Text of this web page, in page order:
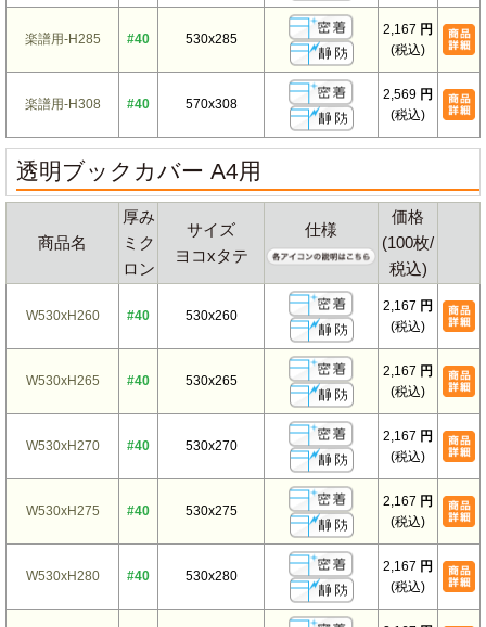
楽譜用-H285 #40 530x285
2,167 円
(税込)
楽譜用-H308 #40 570x308
2,569 円
(税込)
透明ブックカバー A4用
商品名
厚み
ミク
ロン
サイズ
ヨコxタテ
仕様
価格
(100枚/
税込)
W530xH260 #40 530x260
2,167 円
(税込)
W530xH265 #40 530x265
2,167 円
(税込)
W530xH270 #40 530x270
2,167 円
(税込)
W530xH275 #40 530x275
2,167 円
(税込)
W530xH280 #40 530x280
2,167 円
(税込)